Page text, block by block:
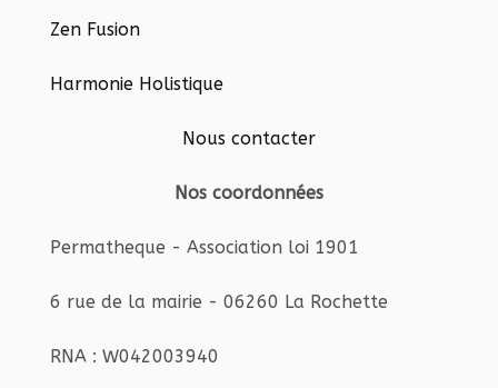
Zen Fusion
Harmonie Holistique
Nous contacter
Nos coordonnées
Permatheque - Association loi 1901
6 rue de la mairie - 06260 La Rochette
RNA : W042003940